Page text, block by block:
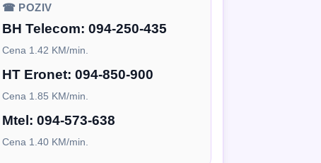
☎ POZIV
BH Telecom: 094-250-435
Cena 1.42 KM/min.
HT Eronet: 094-850-900
Cena 1.85 KM/min.
Mtel: 094-573-638
Cena 1.40 KM/min.